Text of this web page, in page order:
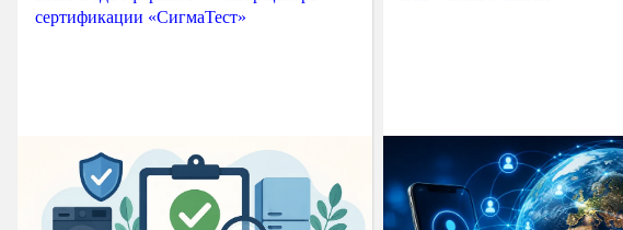
сертификации «СигмаТест»